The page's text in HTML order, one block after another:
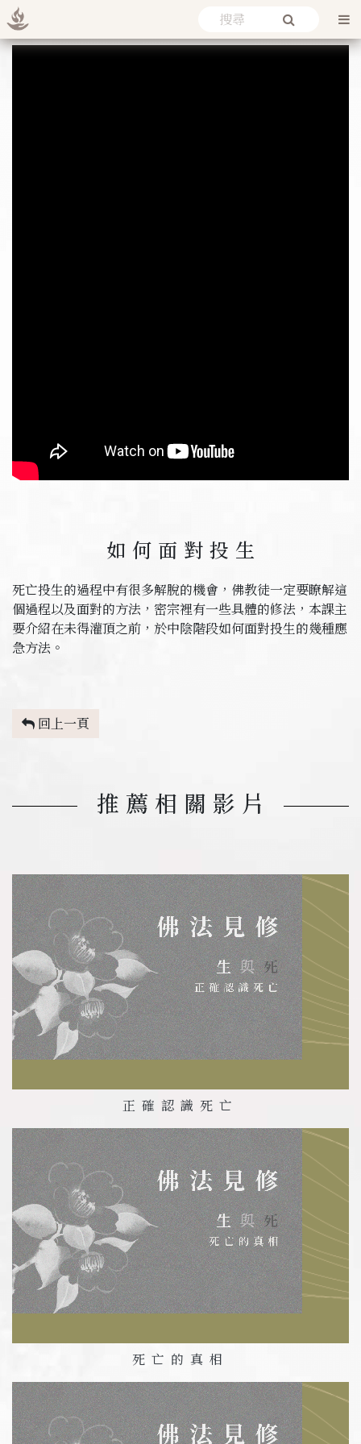
如何面對投生
死亡投生的過程中有很多解脫的機會，佛教徒一定要瞭解這
個過程以及面對的方法，密宗裡有一些具體的修法，本課主
要介紹在未得灌頂之前，於中陰階段如何面對投生的幾種應
急方法。
回上一頁
推薦相關影片
正確認識死亡
死亡的真相